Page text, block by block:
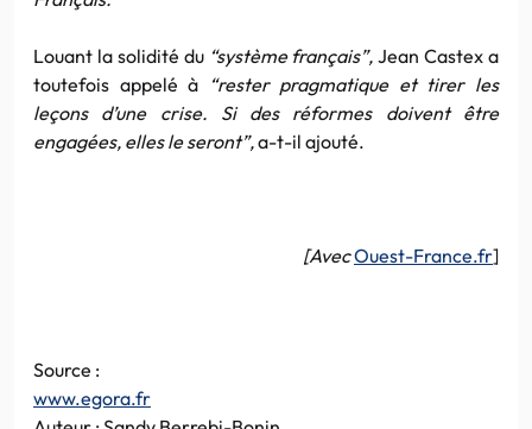
Louant la solidité du“système français”,Jean Castex a
toutefois appelé à “rester pragmatique et tirer les
leçons d’une crise. Si des réformes doivent être
engagées, elles le seront”,a-t-il ajouté.
[AvecOuest-France.fr]
Source :
www.egora.fr